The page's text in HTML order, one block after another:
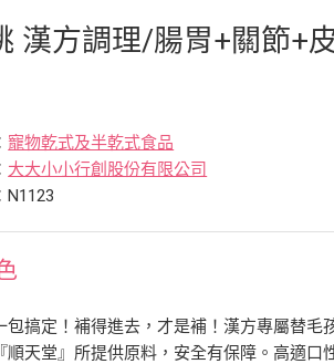
漢方調理/腸胃+關節+
寵物乾式及半乾式食品
大大小小行創股份有限公司
N1123
包搞定！補得進去，才是補！漢方專屬替
順天堂』所提供原料，安全有保障。高適口